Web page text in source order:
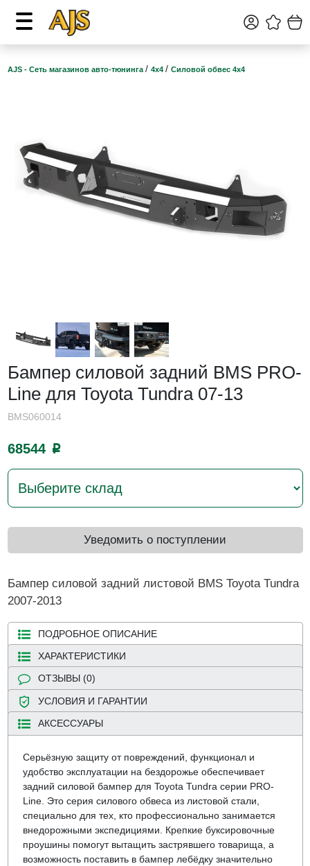
AJS - Сеть магазинов авто-тюнинга / 4х4 / Силовой обвес 4х4
Бампер силовой задний BMS PRO-
Line для Toyota Tundra 07-13
BMS060014
68544 p
Уведомить о поступлении
Бампер силовой задний листовой BMS Toyota Tundra
2007-2013
ПОДРОБНОЕ ОПИСАНИЕ
ХАРАКТЕРИСТИКИ
ОТЗЫВЫ (0)
УСЛОВИЯ И ГАРАНТИИ
АКСЕССУАРЫ
Серьёзную защиту от повреждений, функционал и
удобство эксплуатации на бездорожье обеспечивает
задний силовой бампер для Toyota Tundra серии PRO-
Line. Это серия силового обвеса из листовой стали,
специально для тех, кто профессионально занимается
внедорожными экспедициями. Крепкие буксировочные
проушины помогут вытащить застрявшего товарища, а
возможность поставить в бампер лебёдку значительно